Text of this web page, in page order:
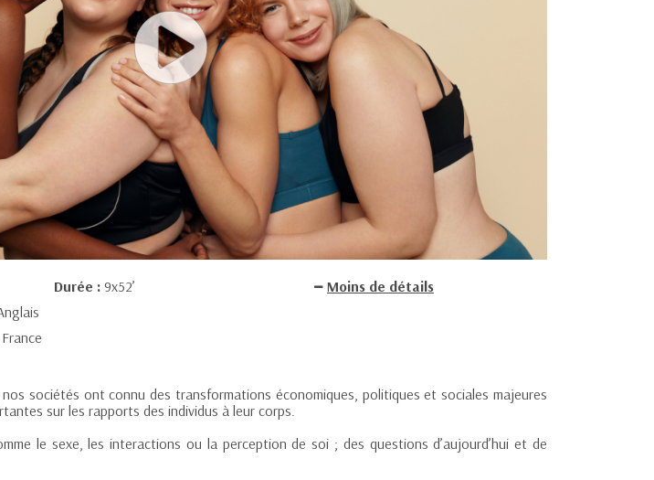
Durée : 9x52’
Moins de détails
sociétés ont connu des transformations économiques, politiques et sociales majeures
sur les rapports des individus à leur corps.
le sexe, les interactions ou la perception de soi ; des questions d’aujourd’hui et de